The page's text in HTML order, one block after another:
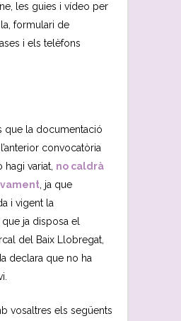
les guies i vídeo per
formulari de
i els telèfons
que la documentació
convocatòria
hagi variat, no caldrà
, ja que
i vigent la
ja disposa el
del Baix Llobregat,
declara que no ha
vosaltres els següents